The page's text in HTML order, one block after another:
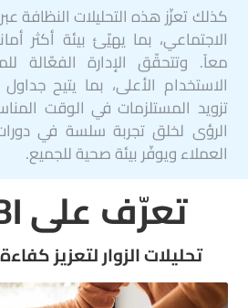
كذلك تعزّز هذه التحليلات النظافة
الاجتماعي، بما يهيّئ بيئة أكثر
معاً. وتتحقّق الإدارة الفعّالة
الاستخدام الأعلى، بما يتيح
تزويد المستلزمات في الوقت
الرؤى لخلق تجربة سلسة في دورات
العملاء ويوفّر بيئة صحية للجميع.
تعرّف على BoostBI
تحليلات الزوار لتعزيز